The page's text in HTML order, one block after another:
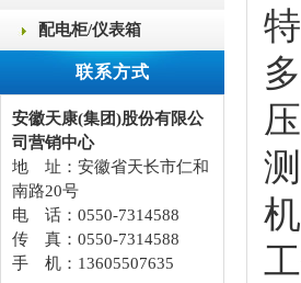
配电柜/仪表箱
联系方式
安徽天康(集团)股份有限公
司营销中心
地 址：安徽省天长市仁和
南路20号
电 话：0550-7314588
传 真：0550-7314588
手 机：13605507635